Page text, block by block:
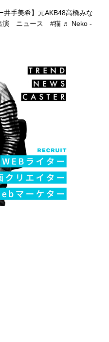
井手美希】元AKB48高橋みな
演 ニュース #猫 ♬ Neko -